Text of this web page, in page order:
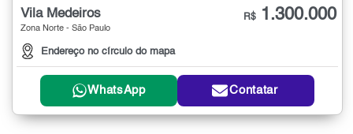
Vila Medeiros
Zona Norte - São Paulo
Endereço no círculo do mapa
R$ 1.300.000
WhatsApp Contatar